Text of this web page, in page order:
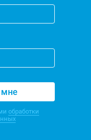
обработки